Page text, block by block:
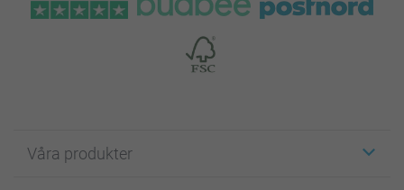
Våra produkter